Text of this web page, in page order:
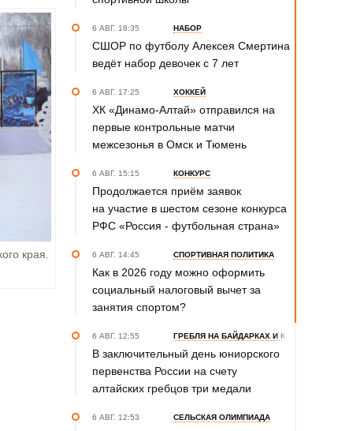
края.
6 АВГ. 18:35 НАБОР
СШОР по футболу Алексея Смертина
ведёт набор девочек с 7 лет
6 АВГ. 17:25 ХОККЕЙ
ХК «Динамо-Алтай» отправился на
первые контрольные матчи
межсезонья в Омск и Тюмень
6 АВГ. 15:15 КОНКУРС
Продолжается приём заявок
на участие в шестом сезоне конкурса
РФС «Россия - футбольная страна»
6 АВГ. 14:45 СПОРТИВНАЯ ПОЛИТИКА
Как в 2026 году можно оформить
социальный налоговый вычет за
занятия спортом?
6 АВГ. 12:55 ГРЕБЛЯ НА БАЙДАРКАХ И КАНОЭ
В заключительный день юниорского
первенства России на счету
алтайских гребцов три медали
6 АВГ. 12:53 СЕЛЬСКАЯ ОЛИМПИАДА